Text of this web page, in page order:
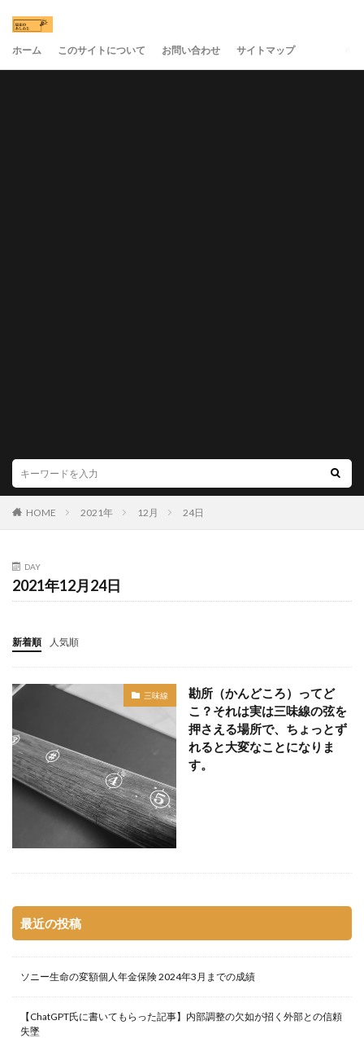
ホーム このサイトについて お問い合わせ サイトマップ
HOME 2021年 12月 24日
DAY
2021年12月24日
新着順 人気順
三味線
勘所（かんどころ）ってど
こ？それは実は三味線の弦を
押さえる場所で、ちょっとず
れると大変なことになりま
す。
最近の投稿
ソニー生命の変額個人年金保険 2024年3月までの成績
【ChatGPT氏に書いてもらった記事】内部調整の欠如が招く外部との信頼
失墜